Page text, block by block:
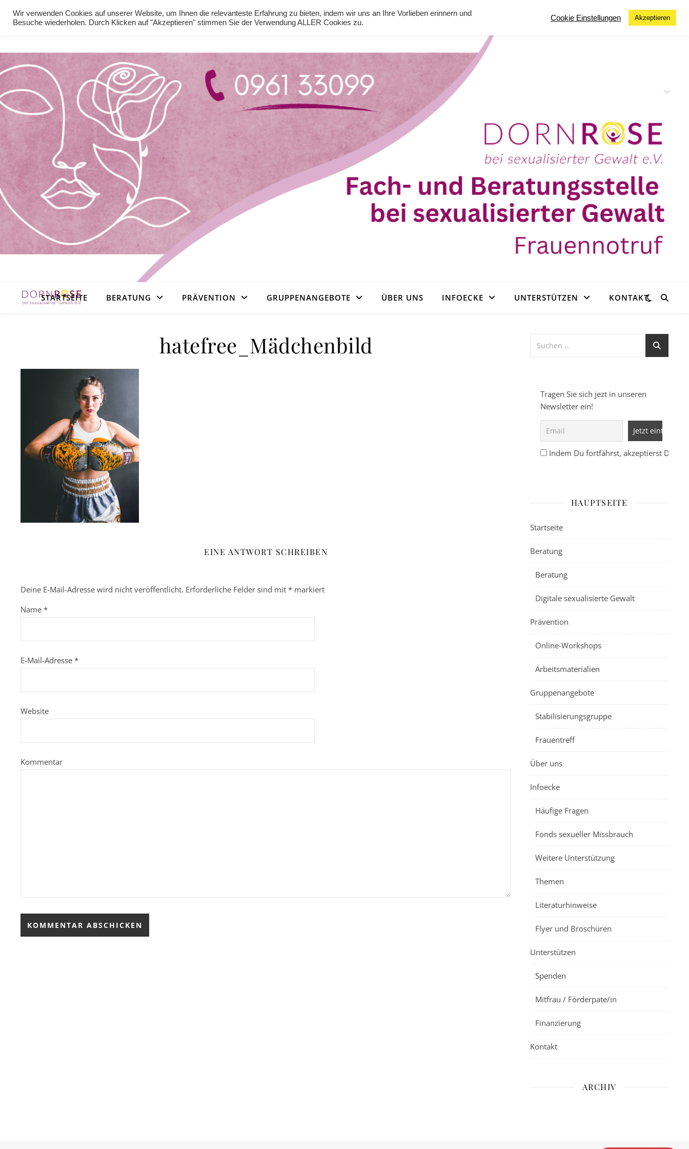
STARTSEITE BERATUNG PRÄVENTION GRUPPENANGEBOTE ÜBER UNS INFOECKE UNTERSTÜTZEN KONTAKT
hatefree_Mädchenbild
EINE ANTWORT SCHREIBEN
Deine E-Mail-Adresse wird nicht veröffentlicht. Erforderliche Felder sind mit * markiert
Name *
E-Mail-Adresse *
Website
Kommentar
Tragen Sie sich jezt in unseren
Newsletter ein!
Indem Du fortfährst, akzeptierst Du
HAUPTSEITE
Startseite
Beratung
Beratung
Digitale sexualisierte Gewalt
Prävention
Online-Workshops
Arbeitsmaterialien
Gruppenangebote
Stabilisierungsgruppe
Frauentreff
Über uns
Infoecke
Häufige Fragen
Fonds sexueller Missbrauch
Weitere Unterstützung
Themen
Literaturhinweise
Flyer und Broschüren
Unterstützen
Spenden
Mitfrau / Förderpate/in
Finanzierung
Kontakt
ARCHIV
Wir verwenden Cookies auf unserer Website, um Ihnen die relevanteste Erfahrung zu bieten, indem wir uns an Ihre Vorlieben erinnern und
Besuche wiederholen. Durch Klicken auf "Akzeptieren" stimmen Sie der Verwendung ALLER Cookies zu.
Cookie Einstellungen Akzeptieren